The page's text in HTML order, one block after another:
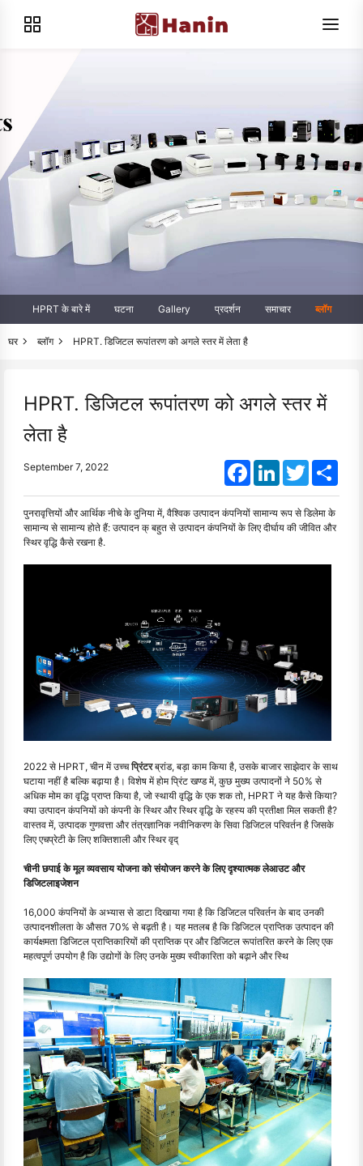
HPRT के बारे में घटना Gallery प्रदर्शन समाचार ब्लॉग
घर ब्लॉग HPRT. डिजिटल रूपांतरण को अगले स्तर में लेता है
HPRT. डिजिटल रूपांतरण को अगले स्तर में
लेता है
September 7, 2022 FacebookLinkedInTwitter
पुनरावृत्तियों और आर्थिक नीचे के दुनिया में, वैश्विक उत्पादन कंपनियों सामान्य रूप से डिलेमा के
सामान्य से सामान्य होते हैं: उत्पादन क् बहुत से उत्पादन कंपनियों के लिए दीर्घाय की जीवित और
स्थिर वृद्धि कैसे रखना है.
2022 से HPRT, चीन में उच्चप्रिंटरब्रांड, बड़ा काम किया है, उसके बाजार साझेदार के साथ
घटाया नहीं है बल्कि बढ़ाया है। विशेष में होम प्रिंट खण्ड में, कुछ मुख्य उत्पादनों ने 50% से
अधिक मोम का वृद्धि प्राप्त किया है, जो स्थायी वृद्धि के एक शक तो, HPRT ने यह कैसे किया?
क्या उत्पादन कंपनियों को कंपनी के स्थिर और स्थिर वृद्धि के रहस्य की प्रतीक्षा मिल सकती है?
वास्तव में, उत्पादक गुणवत्ता और तंत्रज्ञानिक नवीनिकरण के सिवा डिजिटल परिवर्तन है जिसके
लिए एचप्रेटी के लिए शक्तिशाली और स्थिर वृद्
चीनी छपाई के मूल व्यवसाय योजना को संयोजन करने के लिए दृश्यात्मक लेआउट और
डिजिटलाइजेशन
16,000 कंपनियों के अभ्यास से डाटा दिखाया गया है कि डिजिटल परिवर्तन के बाद उनकी
उत्पादनशीलता के औसत 70% से बढ़ती है। यह मतलब है कि डिजिटल प्राप्तिक उत्पादन की
कार्यक्षमता डिजिटल प्राप्तिकारियों की प्राप्तिक प्र और डिजिटल रूपांतरित करने के लिए एक
महत्वपूर्ण उपयोग है कि उद्योगों के लिए उनके मुख्य स्वीकारिता को बढ़ाने और स्थि